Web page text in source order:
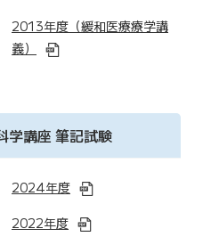
2013年度（緩和医療療学講
義）
学講座 筆記試験
2024年度
2022年度